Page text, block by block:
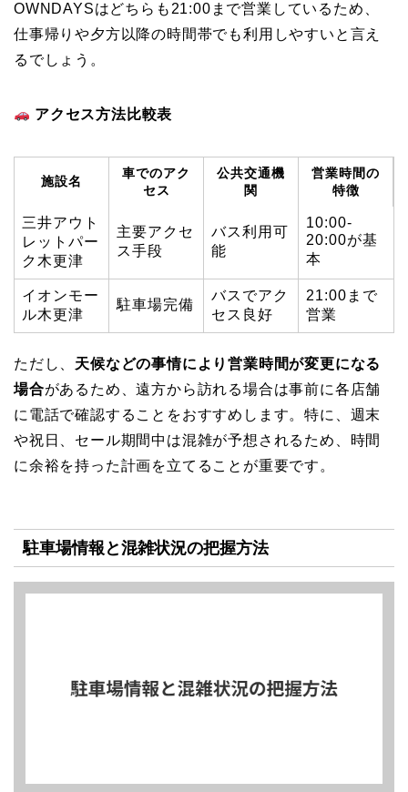
OWNDAYSはどちらも21:00まで営業しているため、
仕事帰りや夕方以降の時間帯でも利用しやすいと言え
るでしょう。
アクセス方法比較表
施設名
車でのアク
セス
公共交通機
関
営業時間の
特徴
三井アウト
レットパー
ク木更津
主要アクセ
ス手段
バス利用可
能
10:00-
20:00が基
本
イオンモー
ル木更津
駐車場完備
バスでアク
セス良好
21:00まで
営業
ただし、 天候などの事情により営業時間が変更になる
場合があるため、遠方から訪れる場合は事前に各店舗
に電話で確認することをおすすめします。特に、週末
や祝日、セール期間中は混雑が予想されるため、時間
に余裕を持った計画を立てることが重要です。
駐車場情報と混雑状況の把握方法